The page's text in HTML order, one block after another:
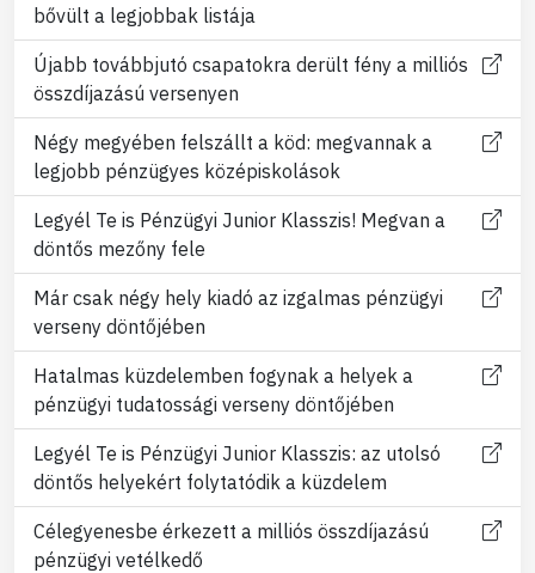
bővült a legjobbak listája
Újabb továbbjutó csapatokra derült fény a milliós
összdíjazású versenyen
Négy megyében felszállt a köd: megvannak a
legjobb pénzügyes középiskolások
Legyél Te is Pénzügyi Junior Klasszis! Megvan a
döntős mezőny fele
Már csak négy hely kiadó az izgalmas pénzügyi
verseny döntőjében
Hatalmas küzdelemben fogynak a helyek a
pénzügyi tudatossági verseny döntőjében
Legyél Te is Pénzügyi Junior Klasszis: az utolsó
döntős helyekért folytatódik a küzdelem
Célegyenesbe érkezett a milliós összdíjazású
pénzügyi vetélkedő